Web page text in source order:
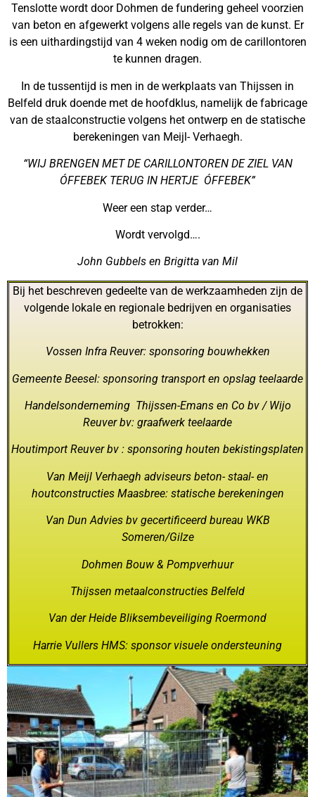
Tenslotte wordt door Dohmen de fundering geheel voorzien
van beton en afgewerkt volgens alle regels van de kunst. Er
is een uithardingstijd van 4 weken nodig om de carillontoren
te kunnen dragen.
In de tussentijd is men in de werkplaats van Thijssen in
Belfeld druk doende met de hoofdklus, namelijk de fabricage
van de staalconstructie volgens het ontwerp en de statische
berekeningen van Meijl- Verhaegh.
“WIJ BRENGEN MET DE CARILLONTOREN DE ZIEL VAN
ÓFFEBEK TERUG IN HERTJE ÓFFEBEK”
Weer een stap verder…
Wordt vervolgd….
John Gubbels en Brigitta van Mil
Bij het beschreven gedeelte van de werkzaamheden zijn de
volgende lokale en regionale bedrijven en organisaties
betrokken:
Vossen Infra Reuver: sponsoring bouwhekken
Gemeente Beesel: sponsoring transport en opslag teelaarde
Handelsonderneming Thijssen-Emans en Co bv / Wijo
Reuver bv: graafwerk teelaarde
Houtimport Reuver bv : sponsoring houten bekistingsplaten
Van Meijl Verhaegh adviseurs beton- staal- en
houtconstructies Maasbree: statische berekeningen
Van Dun Advies bv gecertificeerd bureau WKB
Someren/Gilze
Dohmen Bouw & Pompverhuur
Thijssen metaalconstructies Belfeld
Van der Heide Bliksembeveiliging Roermond
Harrie Vullers HMS: sponsor visuele ondersteuning